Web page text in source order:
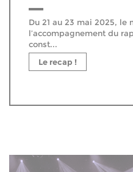
Du 21 au 23 mai 2025, le
l’accompagnement du
const...
Le recap !